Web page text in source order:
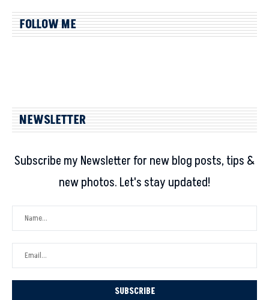
FOLLOW ME
NEWSLETTER
Subscribe my Newsletter for new blog posts, tips &
new photos. Let's stay updated!